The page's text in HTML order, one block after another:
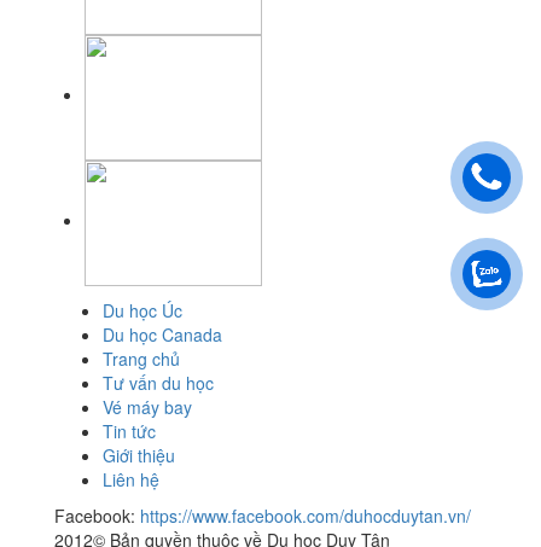
Du học Úc
Du học Canada
Trang chủ
Tư vấn du học
Vé máy bay
Tin tức
Giới thiệu
Liên hệ
Facebook: https://www.facebook.com/duhocduytan.vn/
2012© Bản quyền thuộc về Du học Duy Tân